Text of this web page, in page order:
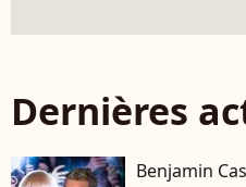
Dernières
Benjamin